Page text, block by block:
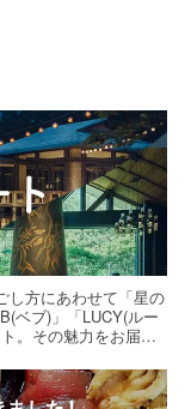
し方にあわせて「星の
ベブ)」「LUCY(ルー
。その魅力をお届け